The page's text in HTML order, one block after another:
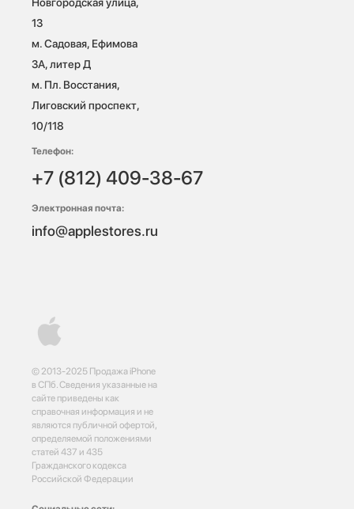
© 2013-2025 Продажа iPhone
в СПб. Сведения указанные на
сайте приведены как
справочная информация и не
являются публичной офертой,
определяемой положениями
статей 437 и 435
Гражданского кодекса
Российской Федерации
13
м. Садовая, Ефимова
3А, литер Д
м. Пл. Восстания,
Лиговский проспект,
10/118
Телефон:
+7 (812) 409-38-67
Электронная почта:
info@applestores.ru